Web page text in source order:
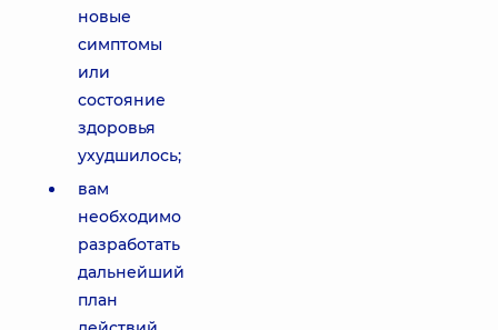
новые
симптомы
или
состояние
здоровья
ухудшилось;
вам
необходимо
разработать
дальнейший
план